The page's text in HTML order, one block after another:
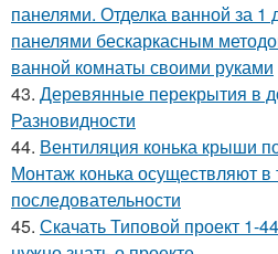
панелями. Отделка ванной за 1
панелями бескаркасным
ванной комнаты своими руками
43. Деревянные перекрытия в
Разновидности
44. Вентиляция конька крыши
Монтаж конька осуществляют в
последовательности
45. Скачать Типовой проект 1-